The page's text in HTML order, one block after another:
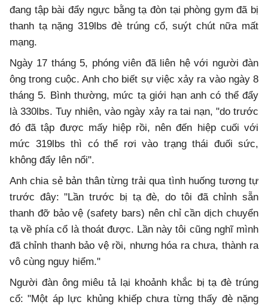
đang tập bài đẩy ngực bằng tạ đòn tại phòng gym đã bị
thanh tạ nặng 319lbs đè trúng cổ, suýt chút nữa mất
mạng.
Ngày 17 tháng 5, phóng viên đã liên hệ với người đàn
ông trong cuộc. Anh cho biết sự việc xảy ra vào ngày 8
tháng 5. Bình thường, mức tạ giới hạn anh có thể đẩy
là 330lbs. Tuy nhiên, vào ngày xảy ra tai nạn, "do trước
đó đã tập được mấy hiệp rồi, nên đến hiệp cuối với
mức 319lbs thì có thể rơi vào trạng thái đuối sức,
không đẩy lên nổi".
Anh chia sẻ bản thân từng trải qua tình huống tương tự
trước đây: "Lần trước bị tạ đè, do tôi đã chỉnh sẵn
thanh đỡ bảo vệ (safety bars) nên chỉ cần dịch chuyển
tạ về phía cổ là thoát được. Lần này tôi cũng nghĩ mình
đã chỉnh thanh bảo vệ rồi, nhưng hóa ra chưa, thành ra
vô cùng nguy hiểm."
Người đàn ông miêu tả lại khoảnh khắc bị tạ đè trúng
cổ: "Một áp lực khủng khiếp chưa từng thấy đè nặng